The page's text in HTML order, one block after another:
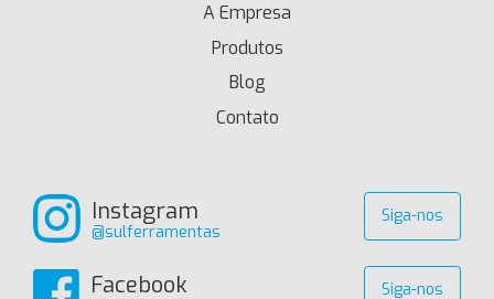
A Empresa
Produtos
Blog
Contato
Instagram
@sulferramentas
Siga-nos
Facebook Siga-nos